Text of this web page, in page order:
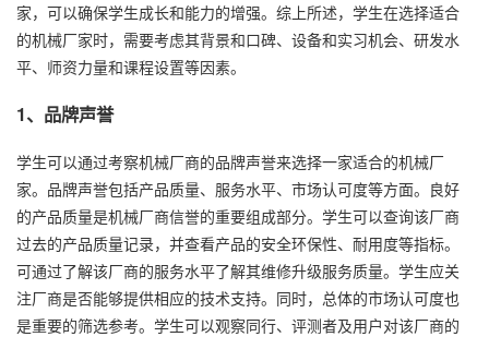
家，可以确保学生成长和能力的增强。综上所述，学生在选择适合
的机械厂家时，需要考虑其背景和口碑、设备和实习机会、研发水
平、师资力量和课程设置等因素。
1、品牌声誉
学生可以通过考察机械厂商的品牌声誉来选择一家适合的机械厂
家。品牌声誉包括产品质量、服务水平、市场认可度等方面。良好
的产品质量是机械厂商信誉的重要组成部分。学生可以查询该厂商
过去的产品质量记录，并查看产品的安全环保性、耐用度等指标。
可通过了解该厂商的服务水平了解其维修升级服务质量。学生应关
注厂商是否能够提供相应的技术支持。同时，总体的市场认可度也
是重要的筛选参考。学生可以观察同行、评测者及用户对该厂商的